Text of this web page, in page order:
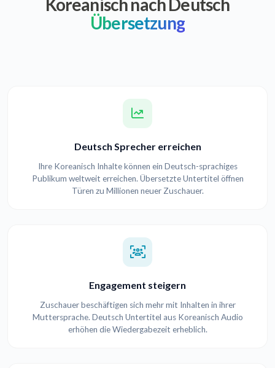
Koreanisch nach Deutsch
Übersetzung
Deutsch Sprecher erreichen
Ihre Koreanisch Inhalte können ein Deutsch-sprachiges
Publikum weltweit erreichen. Übersetzte Untertitel öffnen
Türen zu Millionen neuer Zuschauer.
Engagement steigern
Zuschauer beschäftigen sich mehr mit Inhalten in ihrer
Muttersprache. Deutsch Untertitel aus Koreanisch Audio
erhöhen die Wiedergabezeit erheblich.